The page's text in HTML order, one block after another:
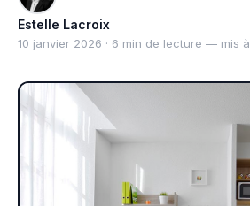
Estelle Lacroix
10 janvier 2026 · 6 min de lecture — mis